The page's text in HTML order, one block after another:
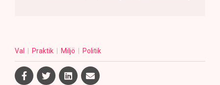
Val Praktik Miljö Politik